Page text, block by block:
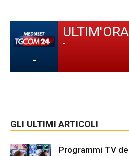
-
ULTIM'ORA
-
GLI ULTIMI ARTICOLI
Programmi TV